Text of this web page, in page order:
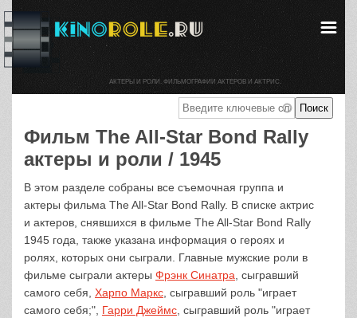
Фильм The All-Star Bond Rally
актеры и роли / 1945
В этом разделе собраны все съемочная группа и
актеры фильма The All-Star Bond Rally. В списке актрис
и актеров, снявшихся в фильме The All-Star Bond Rally
1945 года, также указана информация о героях и
ролях, которых они сыграли. Главные мужские роли в
фильме сыграли актеры Фрэнк Синатра , сыгравший
самого себя, Харпо Маркс , сыгравший роль "играет
самого себя;", Гарри Джеймс , сыгравший роль "играет
АКТЕРЫ И РОЛИ. ФИЛЬМОГРАФИИ АКТЕРОВ И АКТРИС.